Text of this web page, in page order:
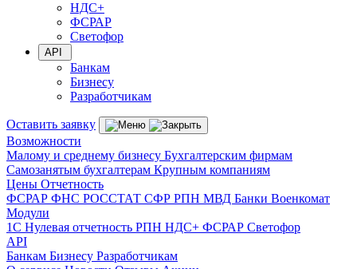
НДС+
ФСРАР
Светофор
API
Банкам
Бизнесу
Разработчикам
Оставить заявку
Возможности
Малому и среднему бизнесу Бухгалтерским фирмам
Самозанятым бухгалтерам Крупным компаниям
Цены Отчетность
ФСРАР ФНС РОССТАТ СФР РПН МВД Банки Военкомат
Модули
1С Нулевая отчетность РПН НДС+ ФСРАР Светофор
API
Банкам Бизнесу Разработчикам